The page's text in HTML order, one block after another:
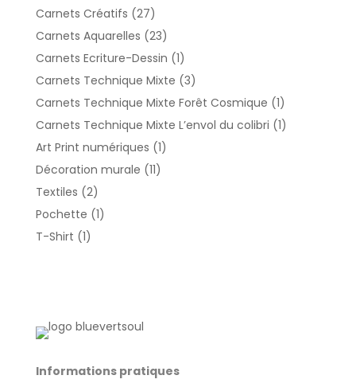
Carnets Créatifs 2727
produits
Carnets Aquarelles 2323
produits
Carnets Ecriture-Dessin 11
produit
Carnets Technique Mixte 33
produits
Carnets Technique Mixte Forêt Cosmique 11
produit
Carnets Technique Mixte L’envol du colibri 11
Art Print numériques 11
Décoration murale 1111
Textiles 22
produits
Pochette 11
T-Shirt 11
Informations pratiques